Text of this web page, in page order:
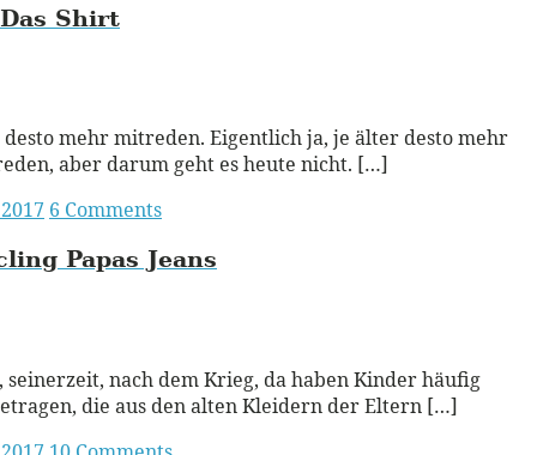
Shirt
desto mehr mitreden. Eigentlich ja, je älter desto mehr
aber darum geht es heute nicht. […]
6 Comments
Papas Jeans
seinerzeit, nach dem Krieg, da haben Kinder häufig
die aus den alten Kleidern der Eltern […]